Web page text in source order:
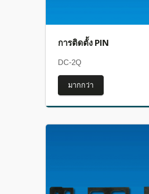
การติดตั้ง PIN
DC-2Q
มากกว่า